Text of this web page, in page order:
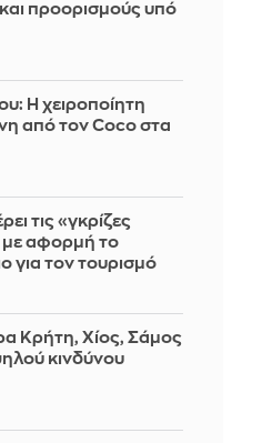
προορισμούς υπό
Η χειροποίητη
από τον Coco στα
τις «γκρίζες
με αφορμή το
για τον τουρισμό
Κρήτη, Χίος, Σάμος
κινδύνου